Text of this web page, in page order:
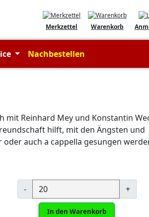
Warenkorb
Merkzettel
Nachbestellen
mit Reinhard Mey und Konstantin
hilft, mit den Ängsten und
auch a cappella gesungen
- +
In den Warenkorb